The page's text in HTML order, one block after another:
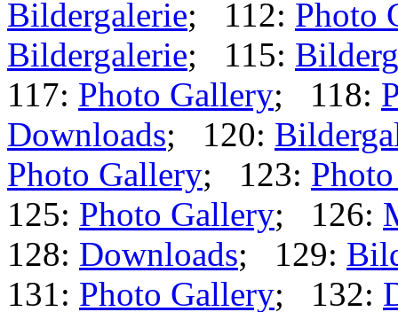
Bildergalerie; 112: Photo
Bildergalerie; 115:
117: Photo Gallery; 118:
Downloads; 120:
Photo Gallery; 123:
125: Photo Gallery; 126:
128: Downloads; 129:
131: Photo Gallery; 132: